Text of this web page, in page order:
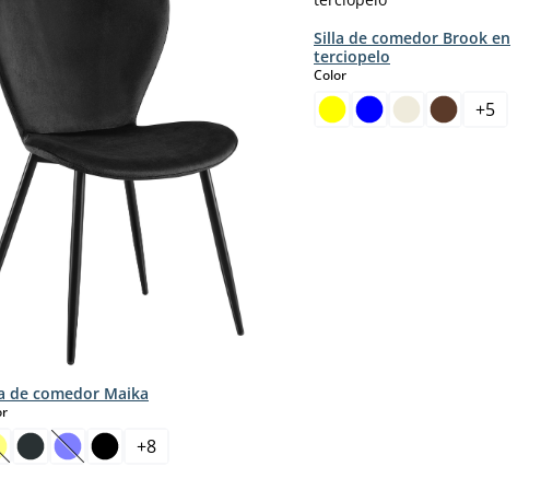
momento.)
de comedor Maika
select
opción no está disponible en este momento.)
(Esta opción no está disponible en este momento.)
+8
Silla de comedor Brook en
terciopelo
Colorselect
+5